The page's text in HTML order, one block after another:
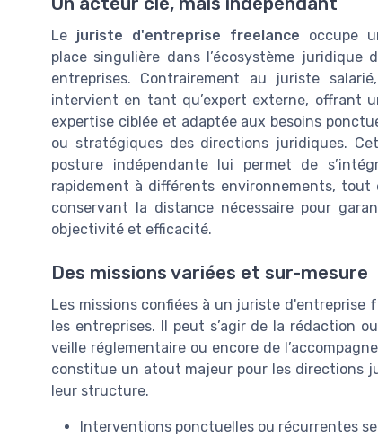
Le juriste d'entreprise freelance occupe
place singulière dans l’écosystème juridique
entreprises. Contrairement au juriste
intervient en tant qu’expert externe, offrant
expertise ciblée et adaptée aux besoins
ou stratégiques des directions juridiques.
posture indépendante lui permet de
rapidement à différents environnements, tout
conservant la distance nécessaire pour
objectivité et efficacité.
Des missions variées et sur-mesure
Les missions confiées à un juriste
les entreprises. Il peut s’agir de la rédaction
veille réglementaire ou encore de
constitue un atout majeur pour les directions
leur structure.
Interventions ponctuelles ou récurrentes